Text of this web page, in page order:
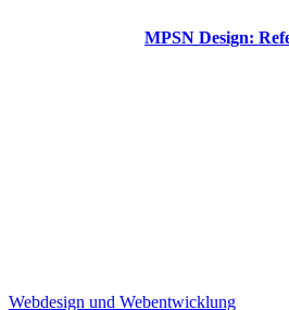
MPSN Design:
Webdesign und Webentwicklung